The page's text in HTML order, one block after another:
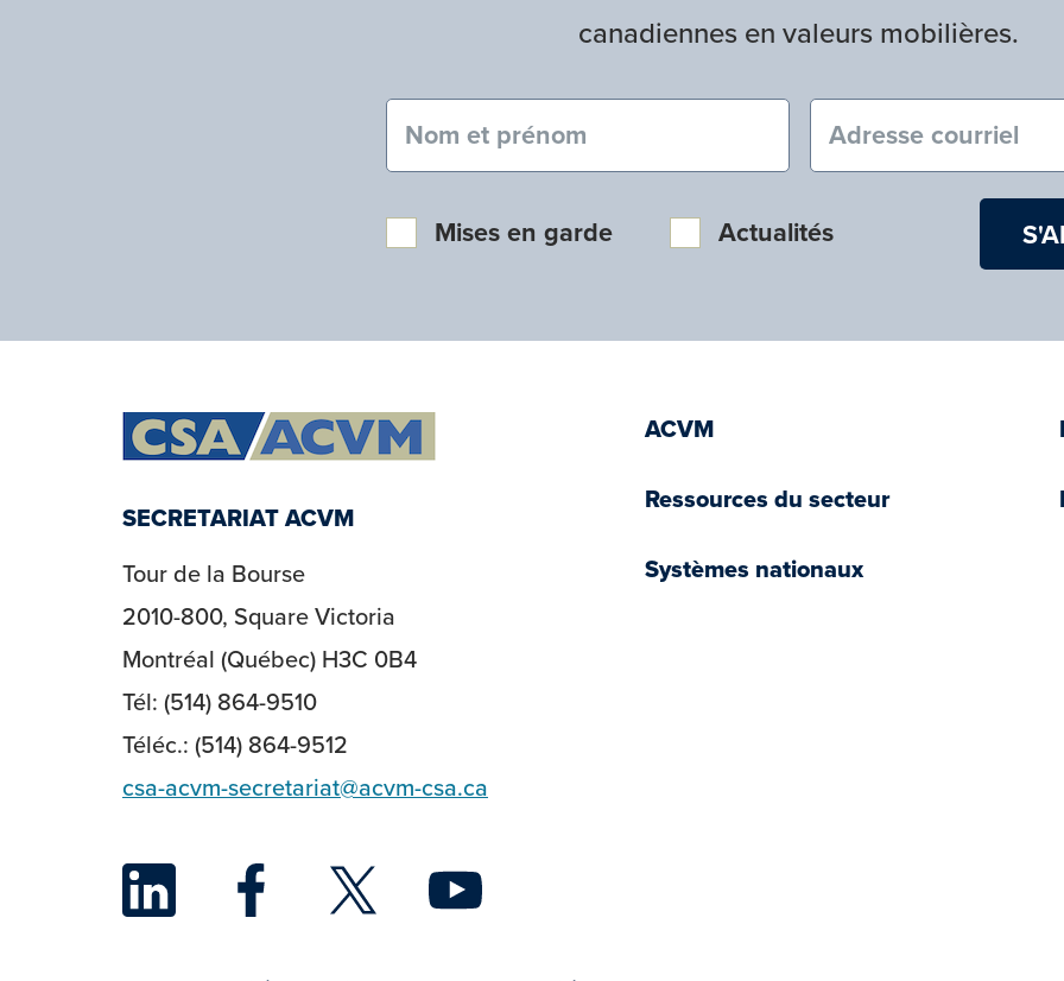
canadiennes en valeurs mobilières.
Nom et prénom (obligatoire) Courriel
Mises en garde Actualités
SECRETARIAT ACVM
Tour de la Bourse
2010-800, Square Victoria
Montréal (Québec) H3C 0B4
Tél: (514) 864-9510
Téléc.: (514) 864-9512
csa-acvm-secretariat@acvm-csa.ca
LinkedIn
Facebook
Twitter
ACVM
Ressources du secteur
Systèmes nationaux